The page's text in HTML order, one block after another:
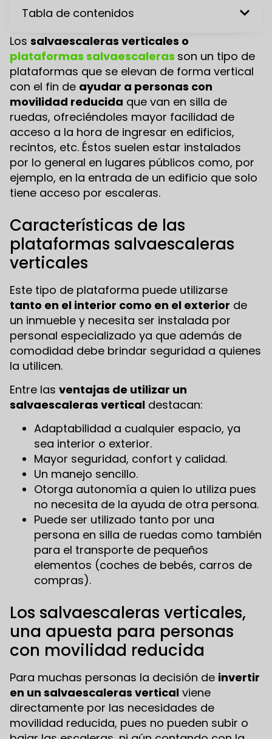
Tabla de contenidos
Los salvaescaleras verticales o
plataformas salvaescaleras son un tipo de
plataformas que se elevan de forma vertical
con el fin de ayudar a personas con
movilidad reducida que van en silla de
ruedas, ofreciéndoles mayor facilidad de
acceso a la hora de ingresar en edificios,
recintos, etc. Éstos suelen estar instalados
por lo general en lugares públicos como, por
ejemplo, en la entrada de un edificio que solo
tiene acceso por escaleras.
Características de las
plataformas salvaescaleras
verticales
Este tipo de plataforma puede utilizarse
tanto en el interior como en el exterior de
un inmueble y necesita ser instalada por
personal especializado ya que además de
comodidad debe brindar seguridad a quienes
la utilicen.
Entre las ventajas de utilizar un
salvaescaleras vertical destacan:
Adaptabilidad a cualquier espacio, ya
sea interior o exterior.
Mayor seguridad, confort y calidad.
Un manejo sencillo.
Otorga autonomía a quien lo utiliza pues
no necesita de la ayuda de otra persona.
Puede ser utilizado tanto por una
persona en silla de ruedas como también
para el transporte de pequeños
elementos (coches de bebés, carros de
compras).
Los salvaescaleras verticales,
una apuesta para personas
con movilidad reducida
Para muchas personas la decisión de invertir
en un salvaescaleras vertical viene
directamente por las necesidades de
movilidad reducida, pues no pueden subir o